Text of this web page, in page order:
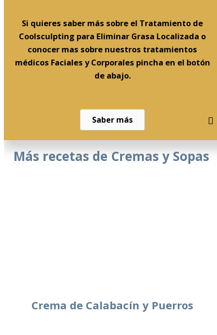
Si quieres saber más sobre el Tratamiento de
Coolsculpting para Eliminar Grasa Localizada o
conocer mas sobre nuestros tratamientos
médicos Faciales y Corporales pincha en el botón
de abajo.
Saber más
Más recetas de Cremas y Sopas
Crema de Calabacín y Puerros